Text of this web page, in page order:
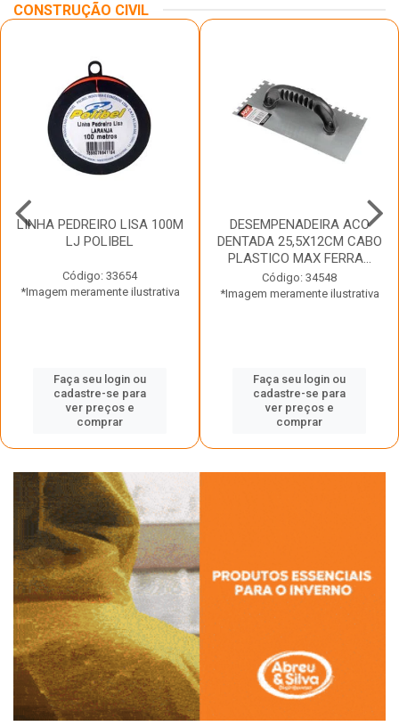
CONSTRUÇÃO CIVIL
LINHA PEDREIRO LISA 100M
LJ POLIBEL
Código: 33654
*Imagem meramente ilustrativa
Faça seu login ou
cadastre-se para
ver preços e
comprar
DESEMPENADEIRA ACO
DENTADA 25,5X12CM CABO
PLASTICO MAX FERRA...
Código: 34548
*Imagem meramente ilustrativa
Faça seu login ou
cadastre-se para
ver preços e
comprar